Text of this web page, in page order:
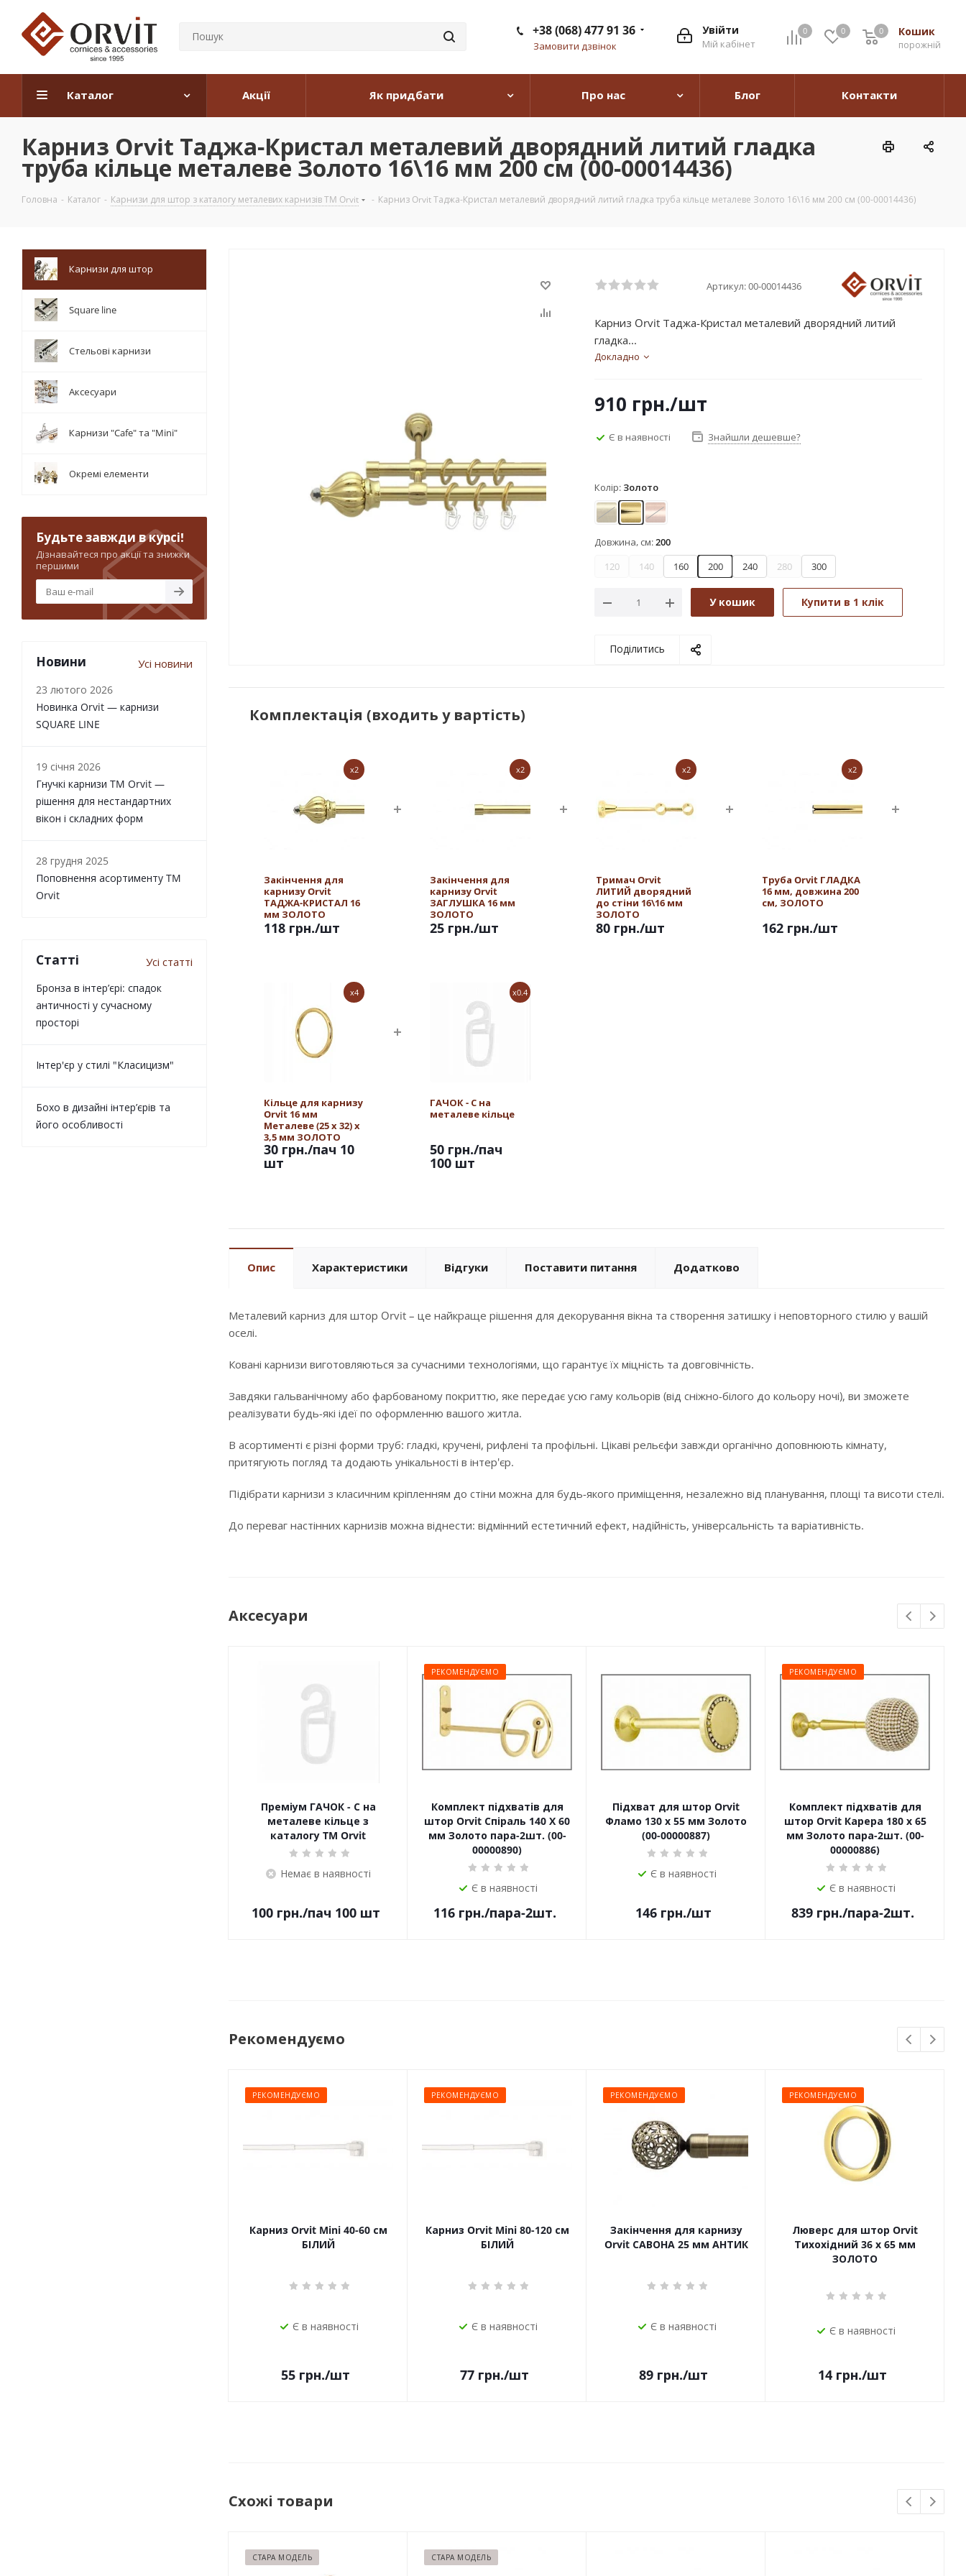
0 0 Кошик
0
порожній
0
Увійти
Мій кабінет
+38 (068) 477 91 36
Замовити дзвінок
Каталог Акції Як придбати Про нас Блог Контакти
Карниз Orvit Таджа-Кристал металевий дворядний литий гладка
труба кільце металеве Золото 16\16 мм 200 см (00-00014436)
Головна - Каталог - Карнизи для штор з каталогу металевих карнизів TM Orvit - Карниз Orvit Таджа-Кристал металевий дворядний литий гладка труба кільце металеве Золото 16\16 мм 200 см (00-00014436)
Артикул:00-00014436
Карниз Orvit Таджа-Кристал металевий дворядний литий
гладка...
Докладно
910 грн./шт
Є в наявності Знайшли дешевше?
Колір: Золото
АнтикЗолото
Мідь
Довжина, см:200
120
140 160 200 240 280 300
У кошик Купити в 1 клік
Поділитись
Комплектація (входить у вартість)
x2
Закінчення для
карнизу Orvit
ТАДЖА-КРИСТАЛ 16
мм ЗОЛОТО
118 грн./шт
x2
Закінчення для
карнизу Orvit
ЗАГЛУШКА 16 мм
ЗОЛОТО
25 грн./шт
x2
Тримач Orvit
ЛИТИЙ дворядний
до стіни 16\16 мм
ЗОЛОТО
80 грн./шт
x2
Труба Orvit ГЛАДКА
16 мм, довжина 200
см, ЗОЛОТО
162 грн./шт
x4
Кільце для карнизу
Orvit 16 мм
Металеве (25 х 32) х
3,5 мм ЗОЛОТО
30 грн./пач 10
шт
x0.4
ГАЧОК - С на
металеве кільце
50 грн./пач
100 шт
Опис Характеристики Відгуки Поставити питання Додатково
Металевий карниз для штор Orvit – це найкраще рішення для декорування вікна та створення затишку і неповторного стилю у вашій
оселі.
Ковані карнизи виготовляються за сучасними технологіями, що гарантує їх міцність та довговічність.
Завдяки гальванічному або фарбованому покриттю, яке передає усю гаму кольорів (від сніжно-білого до кольору ночі), ви зможете
реалізувати будь-які ідеї по оформленню вашого житла.
В асортименті є різні форми труб: гладкі, кручені, рифлені та профільні. Цікаві рельєфи завжди органічно доповнюють кімнату,
притягують погляд та додають унікальності в інтер'єр.
Підібрати карнизи з класичним кріпленням до стіни можна для будь-якого приміщення, незалежно від планування, площі та висоти стелі.
До переваг настінних карнизів можна віднести: відмінний естетичний ефект, надійність, універсальність та варіативність.
Аксесуари
Преміум ГАЧОК - С на
металеве кільце з
каталогу TM Orvit
Немає в наявності
100грн./пач 100 шт
РЕКОМЕНДУЄМО
Комплект підхватів для
штор Orvit Спіраль 140 Х 60
мм Золото пара-2шт. (00-
00000890)
Є в наявності
116грн./пара-2шт.
Підхват для штор Orvit
Фламо 130 х 55 мм Золото
(00-00000887)
Є в наявності
146 грн./шт
РЕКОМЕНДУЄМО
Комплект підхватів для
штор Orvit Карера 180 х 65
мм Золото пара-2шт. (00-
00000886)
Є в наявності
839грн./пара-2шт.
Рекомендуємо
РЕКОМЕНДУЄМО
Карниз Orvit Mini 40-60 см
БІЛИЙ
Є в наявності
55 грн./шт
РЕКОМЕНДУЄМО
Карниз Orvit Mini 80-120 см
БІЛИЙ
Є в наявності
77 грн./шт
РЕКОМЕНДУЄМО
Закінчення для карнизу
Orvit САВОНА 25 мм АНТИК
Є в наявності
89 грн./шт
РЕКОМЕНДУЄМО
Люверс для штор Orvit
Тихохідний 36 х 65 мм
ЗОЛОТО
Є в наявності
14 грн./шт
Схожі товари
СТАРА МОДЕЛЬ СТАРА МОДЕЛЬ
Карнизи для штор
Square line
Стельові карнизи
Аксесуари
Карнизи "Cafe" та "Mini"
Окремі елементи
Будьте завжди в курсі!
Дізнавайтеся про акції та знижки
першими
Новини Усі новини
23 лютого 2026
Новинка Orvit — карнизи
SQUARE LINE
19 січня 2026
Гнучкі карнизи TM Orvit —
рішення для нестандартних
вікон і складних форм
28 грудня 2025
Поповнення асортименту TM
Orvit
Статті Усі статті
Бронза в інтер’єрі: спадок
античності у сучасному
просторі
Інтер'єр у стилі "Класицизм"
Бохо в дизайні інтер’єрів та
його особливості